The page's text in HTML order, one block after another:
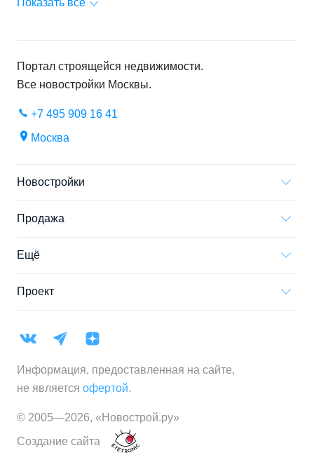
Показать все
Портал строящейся недвижимости.
Все новостройки Москвы.
+7 495 909 16 41
Москва
Новостройки
Продажа
Ещё
Проект
Информация, предоставленная на сайте,
не является офертой.
© 2005—2026, «Новострой.ру»
Создание сайта